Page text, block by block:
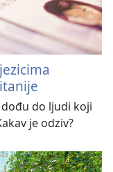
do ljudi koji
je odziv?